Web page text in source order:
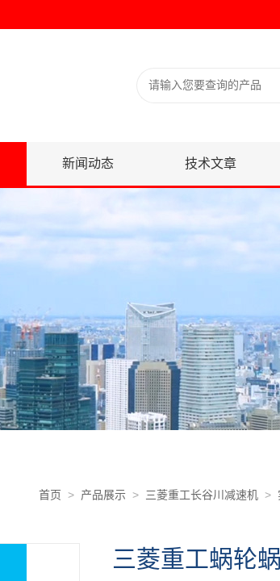
新闻动态 技术文章
首页 > 产品展示 > 三菱重工长谷川减速机 >
三菱重工蜗轮